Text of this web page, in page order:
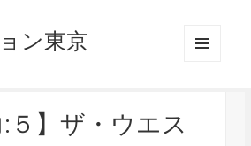
ン東京
:５】ザ・ウエス